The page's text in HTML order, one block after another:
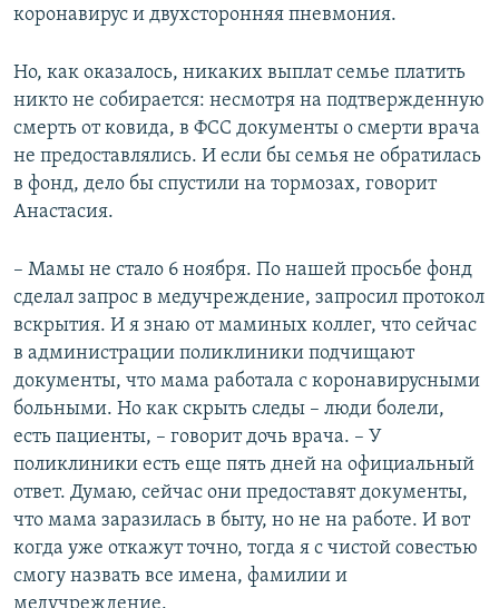
коронавирус и двухсторонняя пневмония.
Но, как оказалось, никаких выплат семье платить
никто не собирается: несмотря на подтвержденную
смерть от ковида, в ФСС документы о смерти врача
не предоставлялись. И если бы семья не обратилась
в фонд, дело бы спустили на тормозах, говорит
Анастасия.
– Мамы не стало 6 ноября. По нашей просьбе фонд
сделал запрос в медучреждение, запросил протокол
вскрытия. И я знаю от маминых коллег, что сейчас
в администрации поликлиники подчищают
документы, что мама работала с коронавирусными
больными. Но как скрыть следы – люди болели,
есть пациенты, – говорит дочь врача. – У
поликлиники есть еще пять дней на официальный
ответ. Думаю, сейчас они предоставят документы,
что мама заразилась в быту, но не на работе. И вот
когда уже откажут точно, тогда я с чистой совестью
смогу назвать все имена, фамилии и